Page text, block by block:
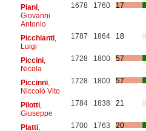
Piani,
Giovanni
Antonio
1678 1760 17
Picchianti,
Luigi
1787 1864 18
Piccini,
Nicola
1728 1800 57
Piccinni,
Niccolò Vito
1728 1800 57
Pilotti,
Giuseppe
1784 1838 21
Platti,
1700 1763 20